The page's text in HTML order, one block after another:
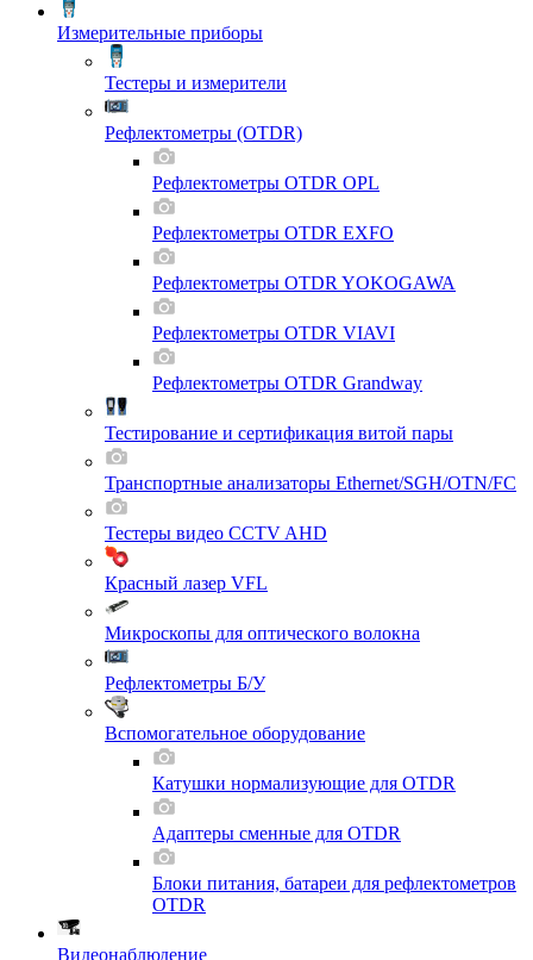
Измерительные приборы
Тестеры и измерители
Рефлектометры (OTDR)
Рефлектометры OTDR OPL
Рефлектометры OTDR EXFO
Рефлектометры OTDR YOKOGAWA
Рефлектометры OTDR VIAVI
Рефлектометры OTDR Grandway
Тестирование и сертификация витой пары
Транспортные анализаторы Ethernet/SGH/OTN/FC
Тестеры видео CCTV AHD
Красный лазер VFL
Микроскопы для оптического волокна
Рефлектометры Б/У
Вспомогательное оборудование
Катушки нормализующие для OTDR
Адаптеры сменные для OTDR
Блоки питания, батареи для рефлектометров
OTDR
Видеонаблюдение